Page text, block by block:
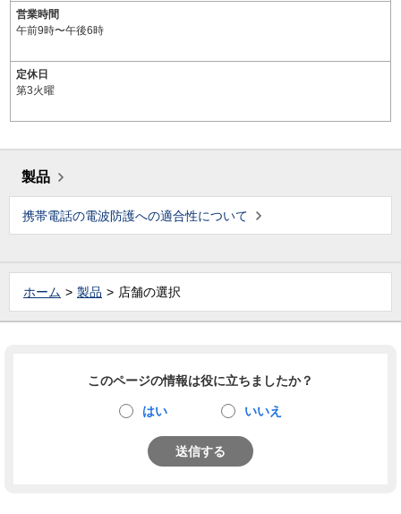
営業時間
午前9時〜午後6時
定休日
第3火曜
製品
携帯電話の電波防護への適合性について
ホーム 製品 店舗の選択
このページの情報は役に立ちましたか？
はい いいえ
送信する